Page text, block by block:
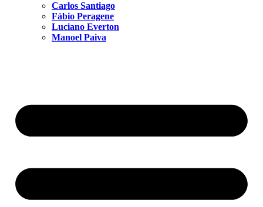
Carlos Santiago
Fábio Peragene
Luciano Everton
Manoel Paiva